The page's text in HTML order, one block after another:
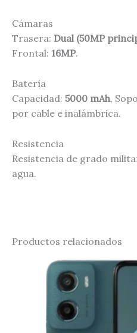
Cámaras
Trasera: Dual (50MP
Frontal: 16MP.
Batería
Capacidad: 5000 mAh,
por cable e inalámbrica.
Resistencia
Resistencia de grado
agua.
Productos relacionados